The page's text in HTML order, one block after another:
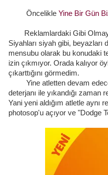
Öncelikle Yine Bir Gün
Reklamlardaki Gibi
Siyahları siyah gibi, beyazları
mensubu olarak bu konudaki
izin çıkmıyor. Orada kalıyor
çıkarttığını görmedim.
Yine atletten devam
deterjanı ile yıkandığı
Yani yeni aldığım atletle aynı
photosop'u açıyor ve "Dodge